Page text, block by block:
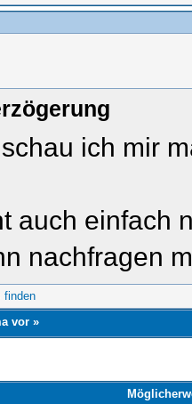
ich mir
auch einfach
nachfragen
vor »